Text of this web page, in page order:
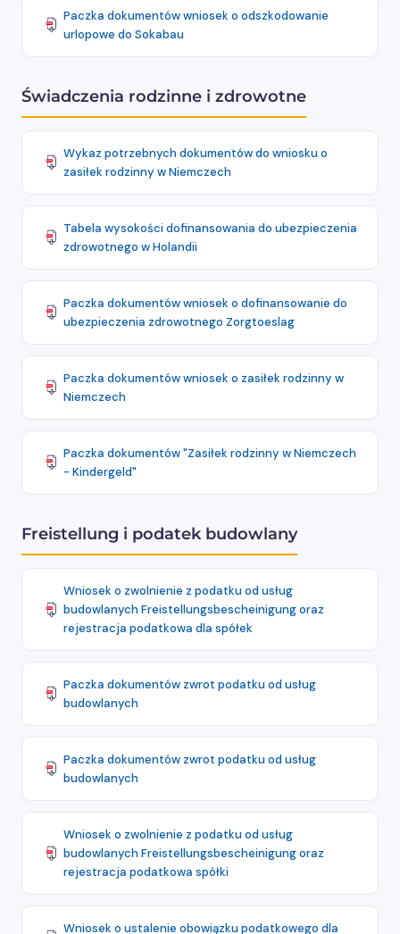
Paczka dokumentów wniosek o odszkodowanie
urlopowe do Sokabau
Świadczenia rodzinne i zdrowotne
Wykaz potrzebnych dokumentów do wniosku o
zasiłek rodzinny w Niemczech
Tabela wysokości dofinansowania do ubezpieczenia
zdrowotnego w Holandii
Paczka dokumentów wniosek o dofinansowanie do
ubezpieczenia zdrowotnego Zorgtoeslag
Paczka dokumentów wniosek o zasiłek rodzinny w
Niemczech
Paczka dokumentów "Zasiłek rodzinny w Niemczech
- Kindergeld"
Freistellung i podatek budowlany
Wniosek o zwolnienie z podatku od usług
budowlanych Freistellungsbescheinigung oraz
rejestracja podatkowa dla spółek
Paczka dokumentów zwrot podatku od usług
budowlanych
Paczka dokumentów zwrot podatku od usług
budowlanych
Wniosek o zwolnienie z podatku od usług
budowlanych Freistellungsbescheinigung oraz
rejestracja podatkowa spółki
Wniosek o ustalenie obowiązku podatkowego dla